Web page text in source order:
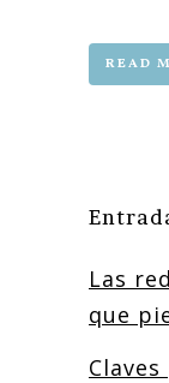
READ
Las
que